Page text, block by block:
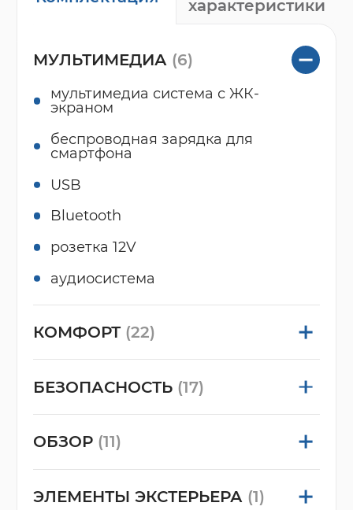
характеристики
МУЛЬТИМЕДИА (6)
мультимедиа система с ЖК-
экраном
беспроводная зарядка для
смартфона
USB
Bluetooth
розетка 12V
аудиосистема
КОМФОРТ (22)
БЕЗОПАСНОСТЬ (17)
ОБЗОР (11)
ЭЛЕМЕНТЫ ЭКСТЕРЬЕРА (1)